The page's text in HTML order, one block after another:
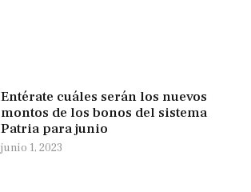
Entérate cuáles serán los nuevos
montos de los bonos del sistema
Patria para junio
junio 1, 2023